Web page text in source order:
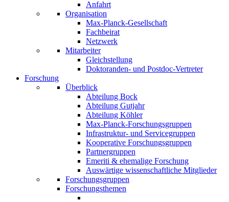
Anfahrt
Organisation
Max-Planck-Gesellschaft
Fachbeirat
Netzwerk
Mitarbeiter
Gleichstellung
Doktoranden- und Postdoc-Vertreter
Forschung
Überblick
Abteilung Bock
Abteilung Gutjahr
Abteilung Köhler
Max-Planck-Forschungsgruppen
Infrastruktur- und Servicegruppen
Kooperative Forschungsgruppen
Partnergruppen
Emeriti & ehemalige Forschung
Auswärtige wissenschaftliche Mitglieder
Forschungsgruppen
Forschungsthemen